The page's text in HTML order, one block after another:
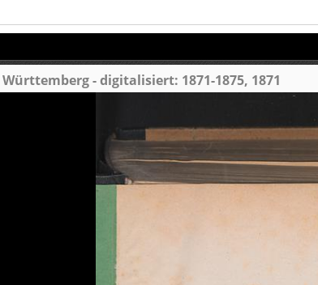
- digitalisiert: 1871-1875, 1871